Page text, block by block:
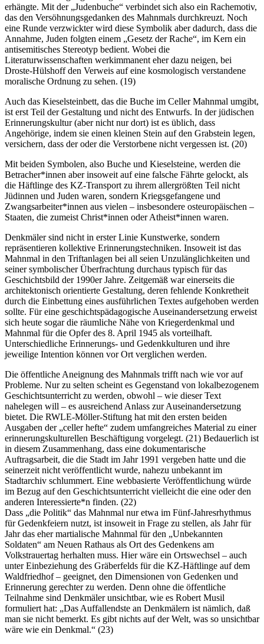
erhängte. Mit der „Judenbuche“ verbindet sich also ein Rachemotiv,
das den Versöhnungsgedanken des Mahnmals durchkreuzt. Noch
eine Runde verzwickter wird diese Symbolik aber dadurch, dass die
Annahme, Juden folgten einem „Gesetz der Rache“, im Kern ein
antisemitisches Stereotyp bedient. Wobei die
Literaturwissenschaften werkimmanent eher dazu neigen, bei
Droste-Hülshoff den Verweis auf eine kosmologisch verstandene
moralische Ordnung zu sehen. (19)
Auch das Kieselsteinbett, das die Buche im Celler Mahnmal umgibt,
ist erst Teil der Gestaltung und nicht des Entwurfs. In der jüdischen
Erinnerungskultur (aber nicht nur dort) ist es üblich, dass
Angehörige, indem sie einen kleinen Stein auf den Grabstein legen,
versichern, dass der oder die Verstorbene nicht vergessen ist. (20)
Mit beiden Symbolen, also Buche und Kieselsteine, werden die
Betracher*innen aber insoweit auf eine falsche Fährte gelockt, als
die Häftlinge des KZ-Transport zu ihrem allergrößten Teil nicht
Jüdinnen und Juden waren, sondern Kriegsgefangene und
Zwangsarbeiter*innen aus vielen – insbesondere osteuropäischen –
Staaten, die zumeist Christ*innen oder Atheist*innen waren.
Denkmäler sind nicht in erster Linie Kunstwerke, sondern
repräsentieren kollektive Erinnerungstechniken. Insoweit ist das
Mahnmal in den Triftanlagen bei all seien Unzulänglichkeiten und
seiner symbolischer Überfrachtung durchaus typisch für das
Geschichtsbild der 1990er Jahre. Zeitgemäß war einerseits die
architektonisch orientierte Gestaltung, deren fehlende Konkretheit
durch die Einbettung eines ausführlichen Textes aufgehoben werden
sollte. Für eine geschichtspädagogische Auseinandersetzung erweist
sich heute sogar die räumliche Nähe von Kriegerdenkmal und
Mahnmal für die Opfer des 8. April 1945 als vorteilhaft.
Unterschiedliche Erinnerungs- und Gedenkkulturen und ihre
jeweilige Intention können vor Ort verglichen werden.
Die öffentliche Aneignung des Mahnmals trifft nach wie vor auf
Probleme. Nur zu selten scheint es Gegenstand von lokalbezogenem
Geschichtsunterricht zu werden, obwohl – wie dieser Text
nahelegen will – es ausreichend Anlass zur Auseinandersetzung
bietet. Die RWLE-Möller-Stiftung hat mit den ersten beiden
Ausgaben der „celler hefte“ zudem umfangreiches Material zu einer
erinnerungskulturellen Beschäftigung vorgelegt. (21) Bedauerlich ist
in diesem Zusammenhang, dass eine dokumentarische
Auftragsarbeit, die die Stadt im Jahr 1991 vergeben hatte und die
seinerzeit nicht veröffentlicht wurde, nahezu unbekannt im
Stadtarchiv schlummert. Eine webbasierte Veröffentlichung würde
im Bezug auf den Geschichtsunterricht vielleicht die eine oder den
anderen Interessierte*n finden. (22)
Dass „die Politik“ das Mahnmal nur etwa im Fünf-Jahresrhythmus
für Gedenkfeiern nutzt, ist insoweit in Frage zu stellen, als Jahr für
Jahr das eher martialische Mahnmal für den „Unbekannten
Soldaten“ am Neuen Rathaus als Ort des Gedenkens am
Volkstrauertag herhalten muss. Hier wäre ein Ortswechsel – auch
unter Einbeziehung des Gräberfelds für die KZ-Häftlinge auf dem
Waldfriedhof – geeignet, den Dimensionen von Gedenken und
Erinnerung gerechter zu werden. Denn ohne die öffentliche
Teilnahme sind Denkmäler unsichtbar, wie es Robert Musil
formuliert hat: „Das Auffallendste an Denkmälern ist nämlich, daß
man sie nicht bemerkt. Es gibt nichts auf der Welt, was so unsichtbar
wäre wie ein Denkmal.“ (23)